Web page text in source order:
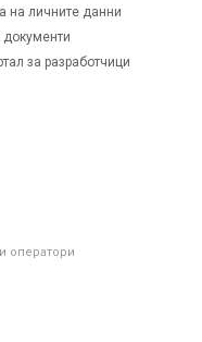
на личните данни
за разработчици
оператори